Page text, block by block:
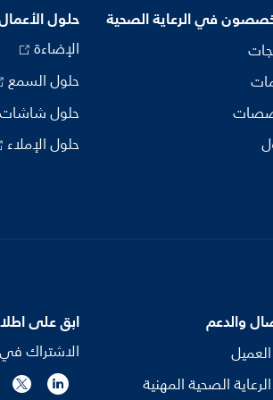
في الرعاية الصحية حلول
الإضاءة
حلول السمع
حلول
حلول الإملاء
والدعم
الصحية المهنية
ابق على
الاشتراك في